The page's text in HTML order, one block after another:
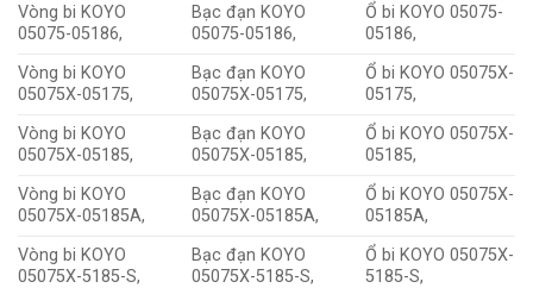
Vòng bi KOYO
05075-05186,
Bạc đạn KOYO
05075-05186,
Ổ bi KOYO 05075-
05186,
Vòng bi KOYO
05075X-05175,
Bạc đạn KOYO
05075X-05175,
Ổ bi KOYO 05075X-
05175,
Vòng bi KOYO
05075X-05185,
Bạc đạn KOYO
05075X-05185,
Ổ bi KOYO 05075X-
05185,
Vòng bi KOYO
05075X-05185A,
Bạc đạn KOYO
05075X-05185A,
Ổ bi KOYO 05075X-
05185A,
Vòng bi KOYO
05075X-5185-S,
Bạc đạn KOYO
05075X-5185-S,
Ổ bi KOYO 05075X-
5185-S,